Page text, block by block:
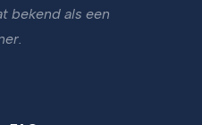
bekend als een